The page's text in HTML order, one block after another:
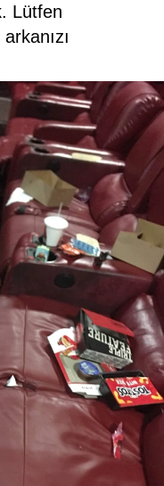
Lütfen